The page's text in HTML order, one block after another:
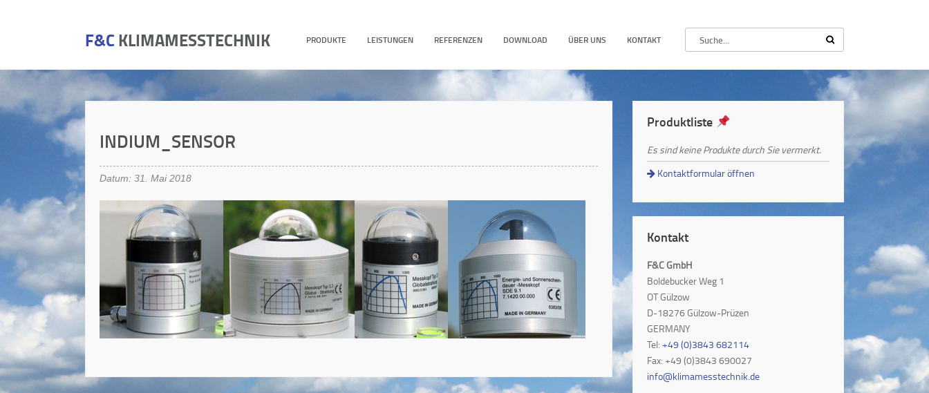
F&C KLIMAMESSTECHNIK PRODUKTE LEISTUNGEN REFERENZEN DOWNLOAD ÜBER UNS KONTAKT
INDIUM_SENSOR
Datum: 31. Mai 2018
Produktliste
Es sind keine Produkte durch Sie vermerkt.
Kontaktformular öffnen
Kontakt
F&C GmbH
Boldebucker Weg 1
OT Gülzow
D-18276 Gülzow-Prüzen
GERMANY
Tel:+49 (0)3843 682114
Fax: +49 (0)3843 690027
info@klimamesstechnik.de